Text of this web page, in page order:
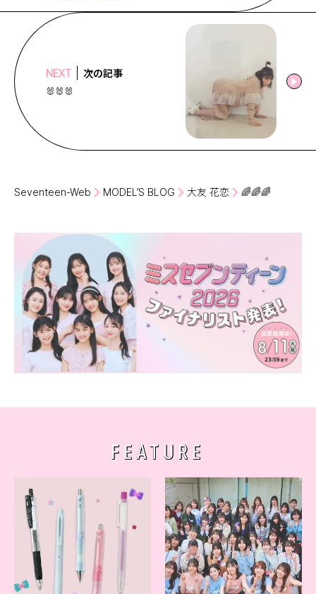
NEXT 次の記事
🐰🐰🐰
Seventeen-Web MODEL’S BLOG 大友 花恋 🌈🌈🌈
FEATURE